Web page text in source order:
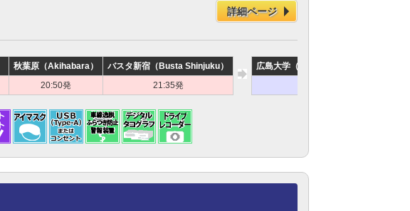
詳細ページ
秋葉原（Akihabara） バスタ新宿（Busta Shinjuku） 広島大学（Hiroshima University）
20:50発 21:35発